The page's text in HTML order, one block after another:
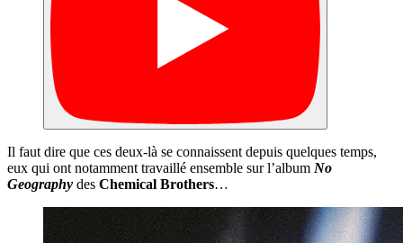
Il faut dire que ces deux-là se connaissent depuis quelques temps,
eux qui ont notamment travaillé ensemble sur l’album No
Geography des Chemical Brothers…